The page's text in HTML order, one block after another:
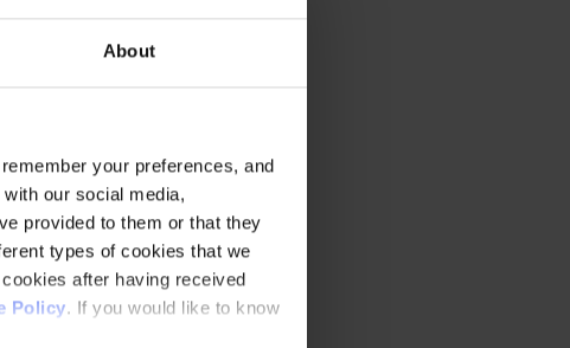
About
your preferences, and
our social media,
provided to them or that they
types of cookies that we
after having received
Policy. If you would like to know